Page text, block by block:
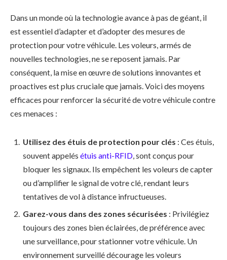
Dans un monde où la technologie avance à pas de géant, il
est essentiel d’adapter et d’adopter des mesures de
protection pour votre véhicule. Les voleurs, armés de
nouvelles technologies, ne se reposent jamais. Par
conséquent, la mise en œuvre de solutions innovantes et
proactives est plus cruciale que jamais. Voici des moyens
efficaces pour renforcer la sécurité de votre véhicule contre
ces menaces :
Utilisez des étuis de protection pour clés : Ces étuis,
souvent appelés étuis anti-RFID , sont conçus pour
bloquer les signaux. Ils empêchent les voleurs de capter
ou d’amplifier le signal de votre clé, rendant leurs
tentatives de vol à distance infructueuses.
Garez-vous dans des zones sécurisées : Privilégiez
toujours des zones bien éclairées, de préférence avec
une surveillance, pour stationner votre véhicule. Un
environnement surveillé décourage les voleurs